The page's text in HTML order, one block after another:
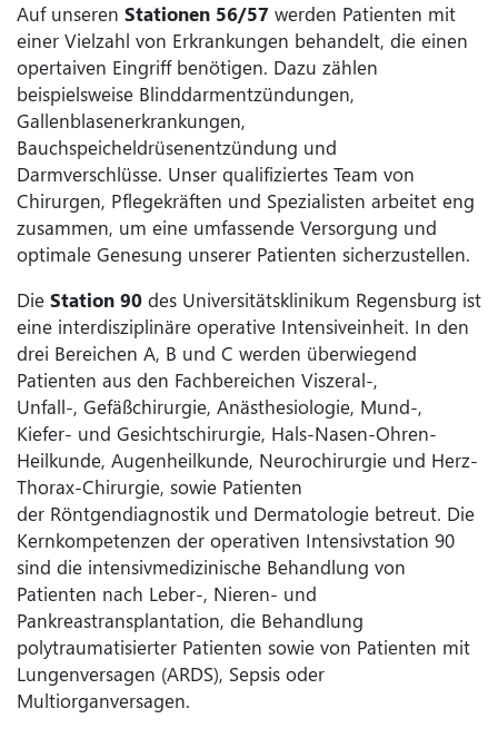
Auf unseren Stationen 56/57 werden Patienten mit
einer Vielzahl von Erkrankungen behandelt, die einen
opertaiven Eingriff benötigen. Dazu zählen
beispielsweise Blinddarmentzündungen,
Gallenblasenerkrankungen,
Bauchspeicheldrüsenentzündung und
Darmverschlüsse. Unser qualifiziertes Team von
Chirurgen, Pflegekräften und Spezialisten arbeitet eng
zusammen, um eine umfassende Versorgung und
optimale Genesung unserer Patienten sicherzustellen.
Die Station 90 des Universitätsklinikum Regensburg ist
eine interdisziplinäre operative Intensiveinheit. In den
drei Bereichen A, B und C werden überwiegend
Patienten aus den Fachbereichen Viszeral-,
Unfall-, Gefäßchirurgie, Anästhesiologie, Mund-,
Kiefer- und Gesichtschirurgie, Hals-Nasen-Ohren-
Heilkunde, Augenheilkunde, Neurochirurgie und Herz-
Thorax-Chirurgie, sowie Patienten
der Röntgendiagnostik und Dermatologie betreut. Die
Kernkompetenzen der operativen Intensivstation 90
sind die intensivmedizinische Behandlung von
Patienten nach Leber-, Nieren- und
Pankreastransplantation, die Behandlung
polytraumatisierter Patienten sowie von Patienten mit
Lungenversagen (ARDS), Sepsis oder
Multiorganversagen.